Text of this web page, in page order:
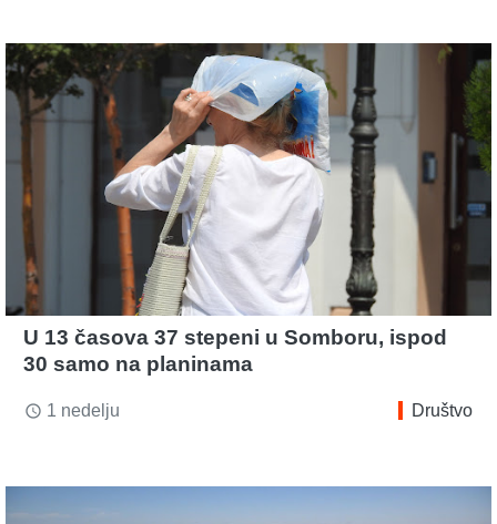
U 13 časova 37 stepeni u Somboru, ispod
30 samo na planinama
access_time 1 nedelju Društvo